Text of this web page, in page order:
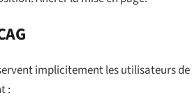
implicitement les utilisateurs de
: